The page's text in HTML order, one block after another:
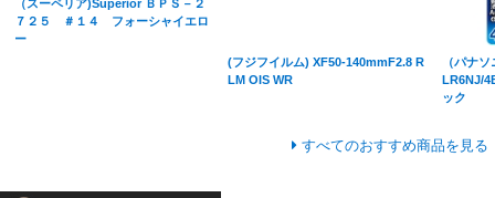
（スーペリア)Superior ＢＰＳ－２
７２５ ＃１４ フォーシャイエロ
ー
(フジフイルム) XF50-140mmF2.8 R
LM OIS WR
（パナ
LR6NJ/
ック
すべてのおすすめ商品を見る